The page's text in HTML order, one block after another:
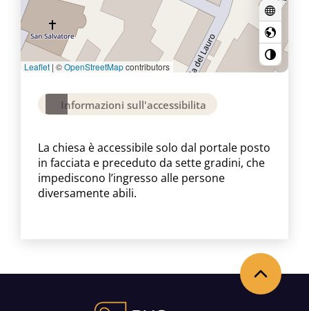
Leaflet | ©OpenStreetMapcontributors
Informazioni sull'accessibilita
La chiesa è accessibile solo dal portale posto
in facciata e preceduto da sette gradini, che
impediscono l’ingresso alle persone
diversamente abili.
Torna in alto